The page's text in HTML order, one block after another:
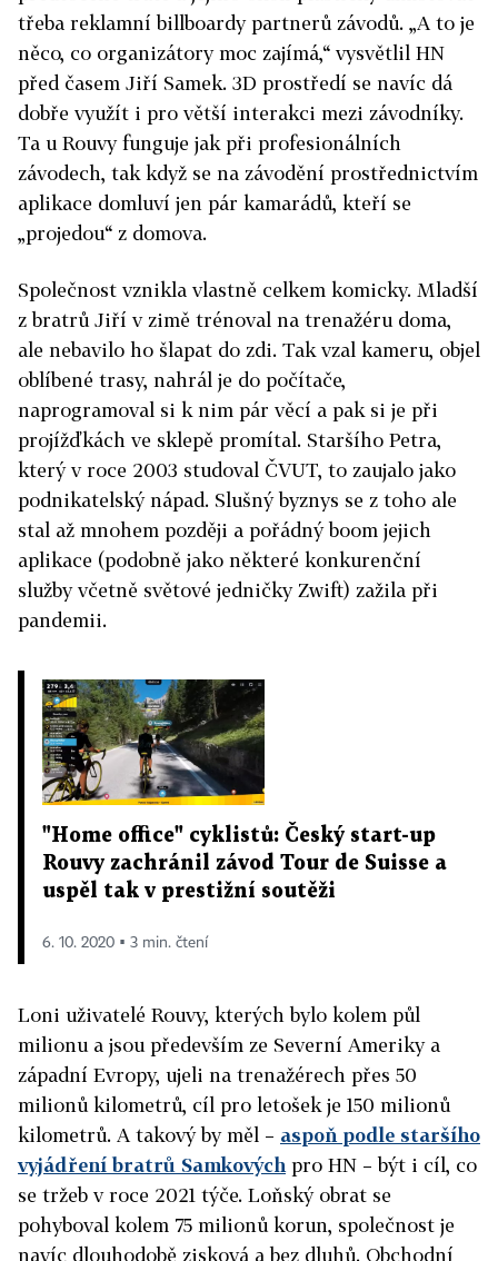
třeba reklamní billboardy partnerů závodů. „A to je
něco, co organizátory moc zajímá,“ vysvětlil HN
před časem Jiří Samek. 3D prostředí se navíc dá
dobře využít i pro větší interakci mezi závodníky.
Ta u Rouvy funguje jak při profesionálních
závodech, tak když se na závodění prostřednictvím
aplikace domluví jen pár kamarádů, kteří se
„projedou“ z domova.
Společnost vznikla vlastně celkem komicky. Mladší
z bratrů Jiří v zimě trénoval na trenažéru doma,
ale nebavilo ho šlapat do zdi. Tak vzal kameru, objel
oblíbené trasy, nahrál je do počítače,
naprogramoval si k nim pár věcí a pak si je při
projížďkách ve sklepě promítal. Staršího Petra,
který v roce 2003 studoval ČVUT, to zaujalo jako
podnikatelský nápad. Slušný byznys se z toho ale
stal až mnohem později a pořádný boom jejich
aplikace (podobně jako některé konkurenční
služby včetně světové jedničky Zwift) zažila při
pandemii.
"Home office" cyklistů: Český start-up
Rouvy zachránil závod Tour de Suisse a
uspěl tak v prestižní soutěži
6. 10. 2020 ▪ 3 min. čtení
Loni uživatelé Rouvy, kterých bylo kolem půl
milionu a jsou především ze Severní Ameriky a
západní Evropy, ujeli na trenažérech přes 50
milionů kilometrů, cíl pro letošek je 150 milionů
kilometrů. A takový by měl – aspoň podle staršího
vyjádření bratrů Samkových pro HN – být i cíl, co
se tržeb v roce 2021 týče. Loňský obrat se
pohyboval kolem 75 milionů korun, společnost je
navíc dlouhodobě zisková a bez dluhů. Obchodní